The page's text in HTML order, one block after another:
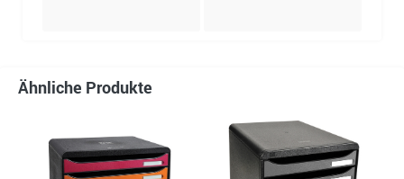
Ähnliche Produkte